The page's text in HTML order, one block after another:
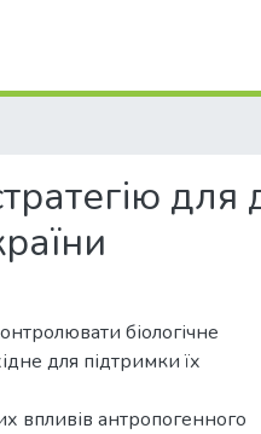
біологічне
для підтримки їх
впливів антропогенного